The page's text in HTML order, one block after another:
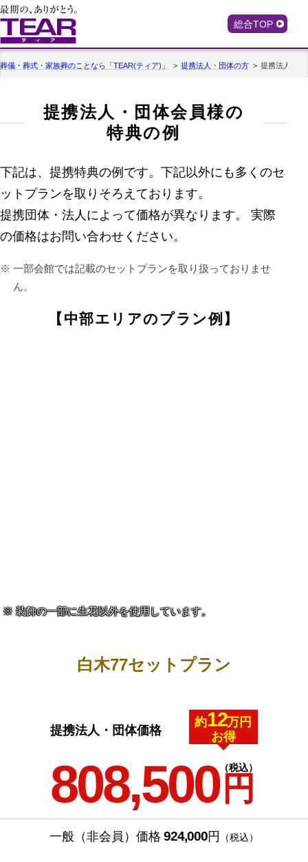
総合TOP
葬儀・葬式・家族葬のことなら「TEAR(ティア)」 提携法人・団体の方 提携法人・
提携法人・団体会員様の
特典の例
下記は、提携特典の例です。下記以外にも多くのセ
ットプランを取りそろえております。
提携団体・法人によって価格が異なります。 実際
の価格はお問い合わせください。
一部会館では記載のセットプランを取り扱っておりませ
ん。
【中部エリアのプラン例】
白木77セットプラン
提携法人・団体価格
808,500 円
（税込）
約12万円
お得
一般（非会員）価格 924,000円 （税込）
装飾の一部に生花以外を使用しています。